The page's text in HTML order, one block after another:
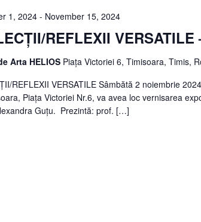
REFLEXII
1, 2024- November 15, 2024
Arta HELIOS Piața Victoriei 6, Timisoara, Timis,
REFLEXII VERSATILE Sâmbătă 2 noiembrie
Piața Victoriei Nr.6, va avea loc vernisarea
Guțu. Prezintă: prof. […]